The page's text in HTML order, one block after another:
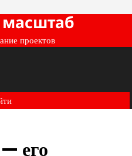
проектов
его